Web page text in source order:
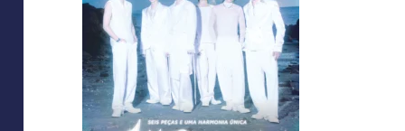
HIT!Diary
HIT!Lyrics
HIT!Politics